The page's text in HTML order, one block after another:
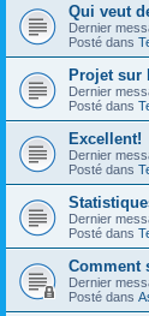
Qui veut
Dernier
Posté dans
Projet sur
Dernier
Posté dans
Excellent!
Dernier
Posté dans
Dernier
Posté dans
Comment
Dernier
Posté dans